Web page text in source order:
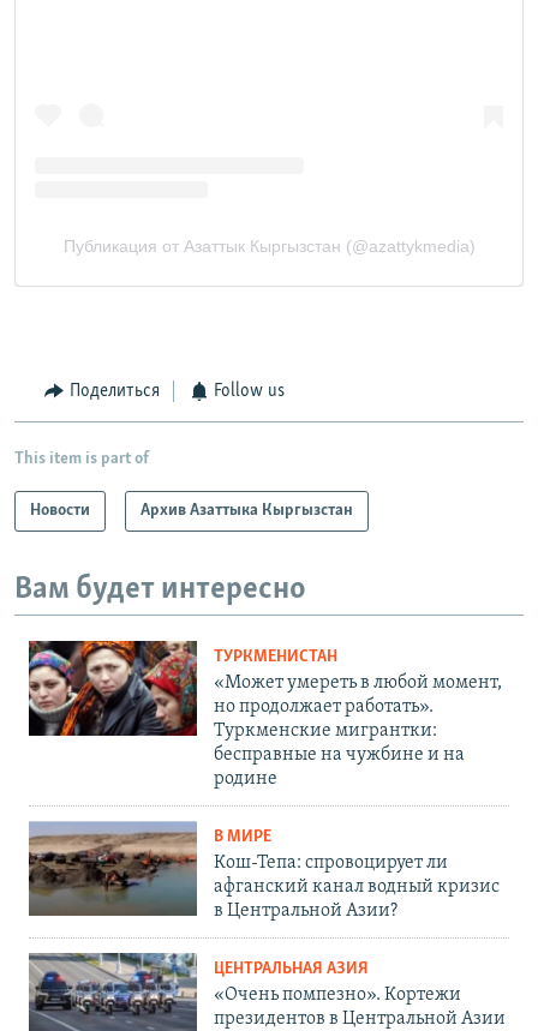
Поделиться Follow us
This item is part of
Новости Архив Азаттыка Кыргызстан
Вам будет интересно
ТУРКМЕНИСТАН
«Может умереть в любой момент,
но продолжает работать».
Туркменские мигрантки:
бесправные на чужбине и на
родине
В МИРЕ
Кош-Тепа: спровоцирует ли
афганский канал водный кризис
в Центральной Азии?
ЦЕНТРАЛЬНАЯ АЗИЯ
«Очень помпезно». Кортежи
президентов в Центральной Азии